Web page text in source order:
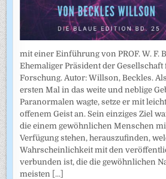
mit einer Einführung von PROF. W. F.
Ehemaliger Präsident der
Forschung. Autor: Willson, Beckles.
ersten Mal in das weite und neblige
Paranormalen wagte, setze er mit
offenem Geist an. Sein einziges Ziel
die einem gewöhnlichen Menschen
Verfügung stehen, herauszufinden,
Wahrscheinlichkeit mit den
verbunden ist, die die gewöhnlichen
meisten [...]